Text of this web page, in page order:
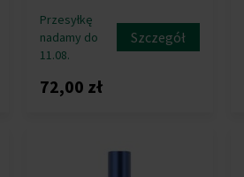
Przesyłkę
nadamy do
11.08.
Szczegół
72,00 zł